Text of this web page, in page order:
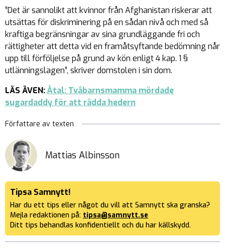
”Det är sannolikt att kvinnor från Afghanistan riskerar att
utsättas för diskriminering på en sådan nivå och med så
kraftiga begränsningar av sina grundläggande fri och
rättigheter att detta vid en framåtsyftande bedömning når
upp till förföljelse på grund av kön enligt 4 kap. 1 §
utlänningslagen”, skriver domstolen i sin dom.
LÄS ÄVEN:Åtal: Tvåbarnsmamma mördade
sugardaddy för att rädda hedern
Författare av texten
Mattias Albinsson
Tipsa Samnytt!
Har du ett tips eller något du vill att Samnytt ska granska?
Mejla redaktionen på: tipsa@samnytt.se
Ditt tips behandlas konfidentiellt och du har källskydd.